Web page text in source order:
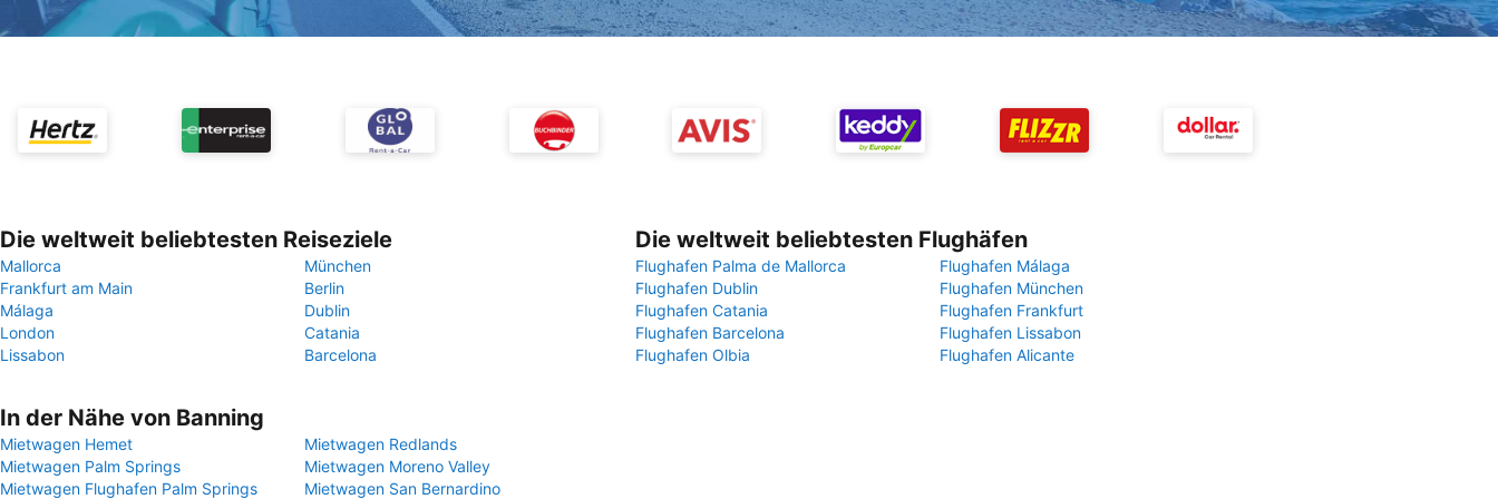
Die weltweit beliebtesten Reiseziele
Mallorca
München
Frankfurt am Main
Berlin
Málaga
Dublin
London
Catania
Lissabon
Barcelona
Die weltweit beliebtesten Flughäfen
Flughafen Palma de Mallorca
Flughafen Málaga
Flughafen Dublin
Flughafen München
Flughafen Catania
Flughafen Frankfurt
Flughafen Barcelona
Flughafen Lissabon
Flughafen Olbia
Flughafen Alicante
In der Nähe von Banning
Mietwagen Hemet
Mietwagen Redlands
Mietwagen Palm Springs
Mietwagen Moreno Valley
Mietwagen Flughafen Palm Springs
Mietwagen San Bernardino